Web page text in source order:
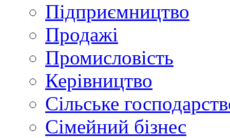
Підприємництво
Продажі
Промисловість
Керівництво
Сільське
Сімейний бізнес